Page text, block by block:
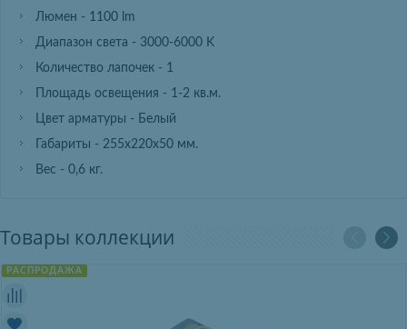
Люмен - 1100 lm
Диапазон света - 3000-6000 K
Количество лапочек - 1
Площадь освещения - 1-2 кв.м.
Цвет арматуры - Белый
Габариты - 255х220х50 мм.
Вес - 0,6 кг.
Товары коллекции
РАСПРОДАЖА